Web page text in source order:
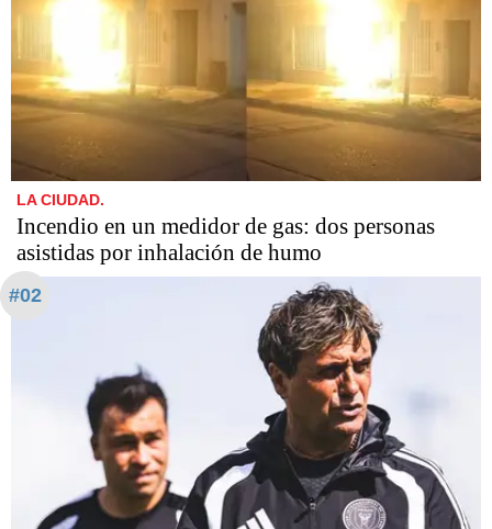
LA CIUDAD.
Incendio en un medidor de gas: dos personas
asistidas por inhalación de humo
#02